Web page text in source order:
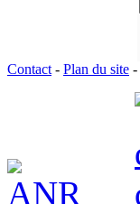
Contact - Plan du site -